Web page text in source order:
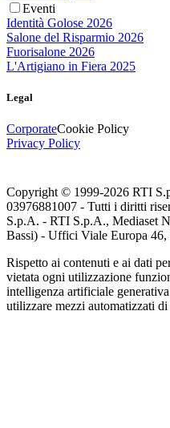
Eventi
Identità Golose 2026
Salone del Risparmio 2026
Fuorisalone 2026
L'Artigiano in Fiera 2025
Legal
CorporateCookie Policy
Privacy Policy
Copyright © 1999-2026 RTI
03976881007 - Tutti i diritti
S.p.A. - RTI S.p.A., Mediaset
Bassi) - Uffici Viale Europa
Rispetto ai contenuti e ai dati
vietata ogni utilizzazione
intelligenza artificiale
utilizzare mezzi automatizzati di